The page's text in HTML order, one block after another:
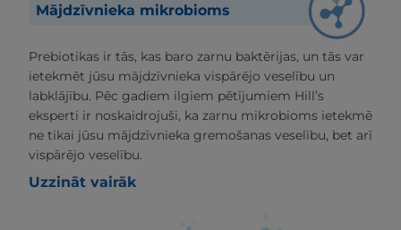
Mājdzīvnieka mikrobioms
Prebiotikas ir tās, kas baro zarnu baktērijas, un tās var
ietekmēt jūsu mājdzīvnieka vispārējo veselību un
labklājību. Pēc gadiem ilgiem pētījumiem Hill’s
eksperti ir noskaidrojuši, ka zarnu mikrobioms ietekmē
ne tikai jūsu mājdzīvnieka gremošanas veselību, bet arī
vispārējo veselību.
Uzzināt vairāk